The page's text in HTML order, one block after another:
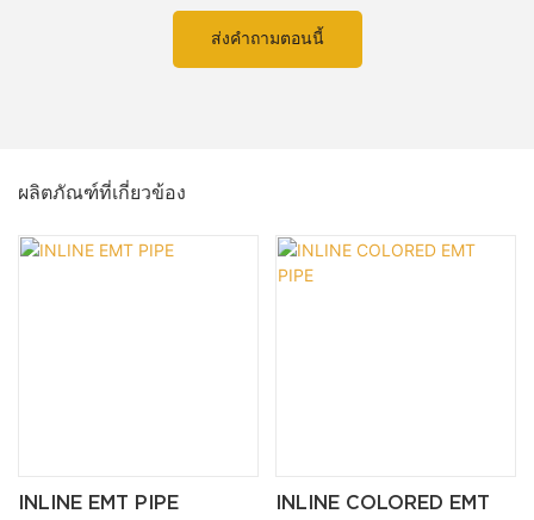
ส่งคำถามตอนนี้
ผลิตภัณฑ์ที่เกี่ยวข้อง
INLINE EMT PIPE
INLINE COLORED EMT